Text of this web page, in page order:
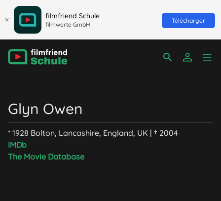
filmfriend Schule
filmwerte GmbH
Télécharger
Glyn Owen
* 1928 Bolton, Lancashire, England, UK | † 2004
IMDb
The Movie Database